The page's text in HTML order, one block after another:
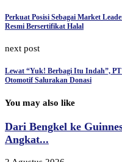
Perkuat Posisi Sebagai Market
Resmi Bersertifikat Halal
next post
Lewat “Yuk! Berbagi Itu Indah”,
Otomotif Salurakan Donasi
You may also like
Dari Bengkel ke
Angkat...